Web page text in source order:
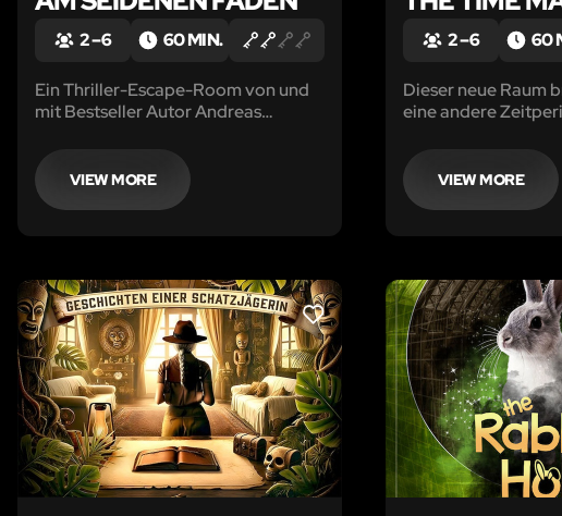
2 – 6 60 MIN.
Ein Thriller-Escape-Room von und
mit Bestseller Autor Andreas
VIEW MORE
2 – 6 60
Dieser neue Raum
eine andere
ist. Schafft ihr es
dort für immer
VIEW MORE
LIKE